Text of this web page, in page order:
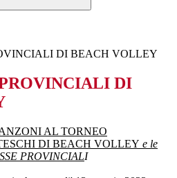
DI BEACH VOLLEY
DI
AL TORNEO
DI BEACH VOLLEY e le
PROVINCIALI